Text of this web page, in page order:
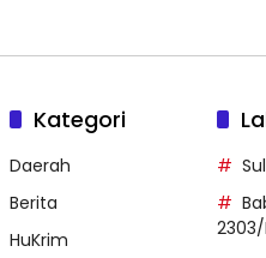
Kategori
Daerah
Berita
HuKrim